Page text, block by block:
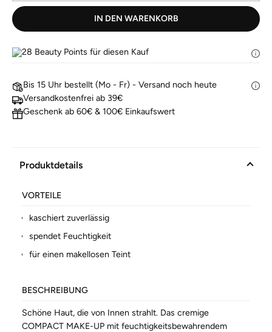
IN DEN WARENKORB
28 Beauty Points für diesen Kauf
Bis 15 Uhr bestellt (Mo - Fr) - Versand noch heute
Versandkostenfrei ab 39€
Geschenk ab 60€ & 100€ Einkaufswert
Produktdetails
VORTEILE
kaschiert zuverlässig
spendet Feuchtigkeit
für einen makellosen Teint
BESCHREIBUNG
Schöne Haut, die von Innen strahlt. Das cremige
COMPACT MAKE-UP mit feuchtigkeitsbewahrendem